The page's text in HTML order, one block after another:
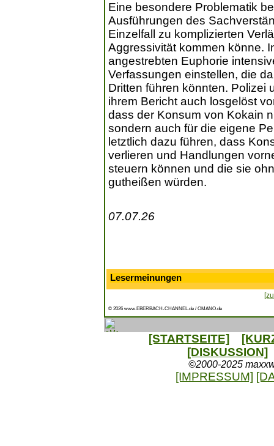
Eine besondere Problematik
Ausführungen des
Einzelfall zu komplizierten
Aggressivität kommen könne.
angestrebten Euphorie
Verfassungen einstellen, die
Dritten führen könnten. Polizei
ihrem Bericht auch losgelöst
dass der Konsum von Kokain
sondern auch für die eigene
letztlich dazu führen, dass
verlieren und Handlungen
steuern können und die sie
gutheißen würden.
07.07.26
Lesermeinungen
© 2026 www.EBERBACH-CHANNEL.de / OMANO.de
[STARTSEITE]
[DISKUSSION]
©2000-2025
[IMPRESSUM]